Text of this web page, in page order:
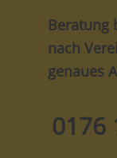
Beratung
nach
genaues
0176